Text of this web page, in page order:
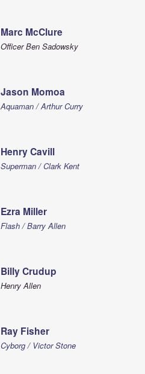
Marc McClure
Officer Ben Sadowsky
Jason Momoa
Aquaman / Arthur Curry
Henry Cavill
Superman / Clark Kent
Ezra Miller
Flash / Barry Allen
Billy Crudup
Henry Allen
Ray Fisher
Cyborg / Victor Stone